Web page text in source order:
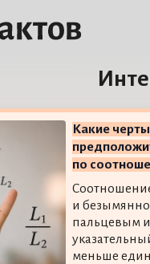
Какие
по
и
пальцевым
меньше